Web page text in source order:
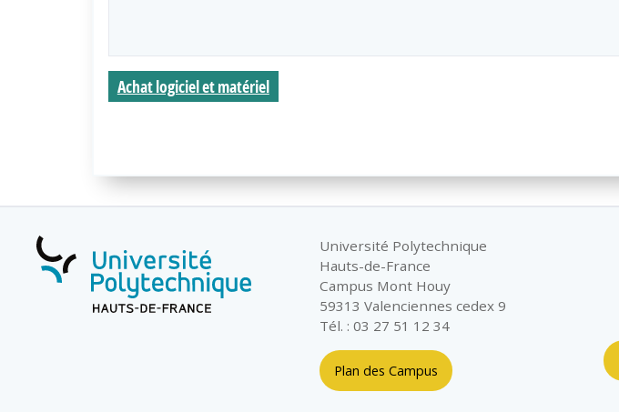
Achat logiciel et matériel
Université Polytechnique
Hauts-de-France
Campus Mont Houy
59313 Valenciennes cedex 9
Tél. : 03 27 51 12 34
Plan des Campus